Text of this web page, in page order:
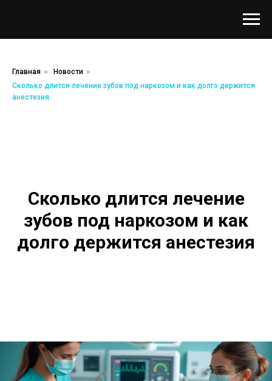
Главная » Новости »
Сколько длится лечение зубов под наркозом и как долго держится
анестезия
Сколько длится лечение
зубов под наркозом и как
долго держится анестезия